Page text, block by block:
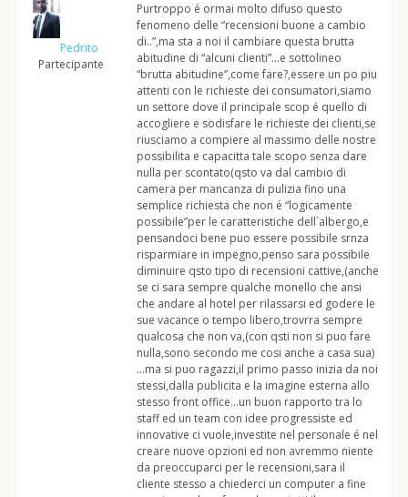
Pedrito
Partecipante
Purtroppo é ormai molto difuso questo
fenomeno delle “recensioni buone a cambio
di..”,ma sta a noi il cambiare questa brutta
abitudine di “alcuni clienti”…e sottolineo
“brutta abitudine”,come fare?,essere un po piu
attenti con le richieste dei consumatori,siamo
un settore dove il principale scop é quello di
accogliere e sodisfare le richieste dei clienti,se
riusciamo a compiere al massimo delle nostre
possibilita e capacitta tale scopo senza dare
nulla per scontato(qsto va dal cambio di
camera per mancanza di pulizia fino una
semplice richiesta che non é “logicamente
possibile”per le caratteristiche dell`albergo,e
pensandoci bene puo essere possibile srnza
risparmiare in impegno,penso sara possibile
diminuire qsto tipo di recensioni cattive,(anche
se ci sara sempre qualche monello che ansi
che andare al hotel per rilassarsi ed godere le
sue vacance o tempo libero,trovrra sempre
qualcosa che non va,(con qsti non si puo fare
nulla,sono secondo me cosi anche a casa sua)
…ma si puo ragazzi,il primo passo inizia da noi
stessi,dalla publicita e la imagine esterna allo
stesso front office…un buon rapporto tra lo
staff ed un team con idee progressiste ed
innovative ci vuole,investite nel personale é nel
creare nuove opzioni ed non avremmo niente
da preoccuparci per le recensioni,sara il
cliente stesso a chiederci un computer a fine